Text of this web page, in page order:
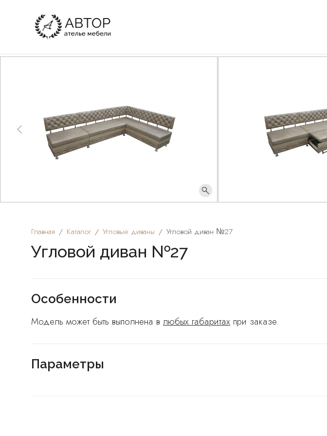
Главная Каталог Угловые диваны Угловой диван №27
Угловой диван №27
Особенности
Модель может быть выполнена в любых габаритах при заказе.
Параметры